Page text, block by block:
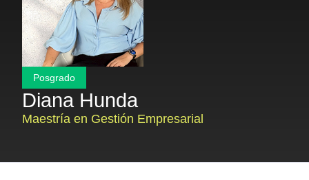
Posgrado
Diana Hunda
Maestría en Gestión Empresarial